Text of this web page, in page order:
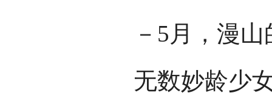
－5月，漫
无数妙龄少